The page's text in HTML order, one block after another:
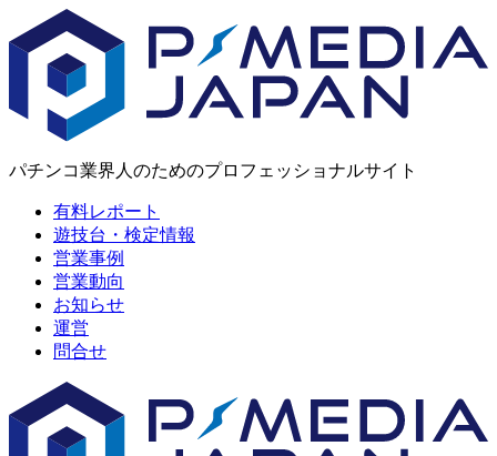
パチンコ業界人のためのプロフェッショナルサイト
有料レポート
遊技台・検定情報
営業事例
営業動向
お知らせ
運営
問合せ